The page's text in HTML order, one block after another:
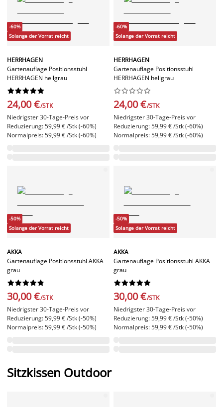
-60%
Solange der Vorrat reicht
HERRHAGEN
Gartenauflage Positionsstuhl
HERRHAGEN hellgrau






24,00 €/STK
Niedrigster 30-Tage-Preis vor
Reduzierung: 59,99 € /Stk (-60%)
Normalpreis: 59,99 € /Stk (-60%)
-60%
Solange der Vorrat reicht
HERRHAGEN
Gartenauflage Positionsstuhl
HERRHAGEN hellgrau






24,00 €/STK
Niedrigster 30-Tage-Preis vor
Reduzierung: 59,99 € /Stk (-60%)
Normalpreis: 59,99 € /Stk (-60%)
-50%
Solange der Vorrat reicht
AKKA
Gartenauflage Positionsstuhl AKKA
grau






30,00 €/STK
Niedrigster 30-Tage-Preis vor
Reduzierung: 59,99 € /Stk (-50%)
Normalpreis: 59,99 € /Stk (-50%)
-50%
Solange der Vorrat reicht
AKKA
Gartenauflage Positionsstuhl AKKA
grau






30,00 €/STK
Niedrigster 30-Tage-Preis vor
Reduzierung: 59,99 € /Stk (-50%)
Normalpreis: 59,99 € /Stk (-50%)
Sitzkissen Outdoor